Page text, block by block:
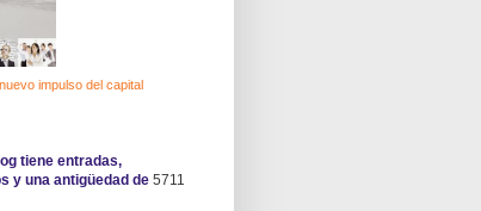
impulso del capital
tiene entradas,
y una antigüedad de 5711